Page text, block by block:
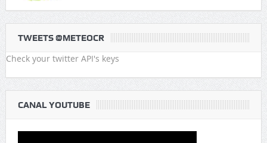
TWEETS @METEOCR
Check your twitter API's keys
CANAL YOUTUBE